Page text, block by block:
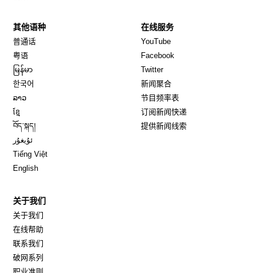
其他语种
普通话
粤语
မြန်မာ
한국어
ລາວ
ខ្មែ
བོད་སྐད།
ئۇيغۇر
Tiếng Việt
English
在线服务
YouTube
Facebook
TwitterOpens in new window
新闻聚合
节目频率表
订阅新闻快递
提供新闻线索
关于我们
关于我们
在线帮助
联系我们
破网系列